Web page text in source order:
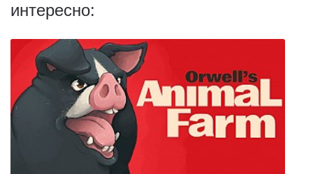
интересно: